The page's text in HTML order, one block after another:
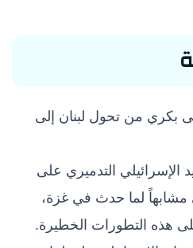
بكري من تحول لبنان إلى
الإسرائيلي التدميري على
مشابهاً لما حدث في غزة،
التطورات الخطيرة.